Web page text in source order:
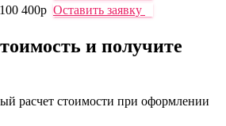
400р Оставить заявку
и получите
расчет стоимости при оформлении